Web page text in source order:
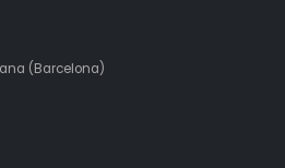
(Barcelona)